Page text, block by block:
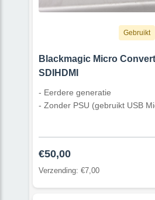
Gebruikt
Blackmagic Micro
SDIHDMI
- Eerdere generatie
- Zonder PSU (gebruikt USB
€50,00
Verzending: €7,00